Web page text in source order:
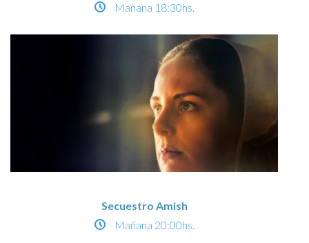
Mañana 18:30hs.
Secuestro Amish
Mañana 20:00hs.